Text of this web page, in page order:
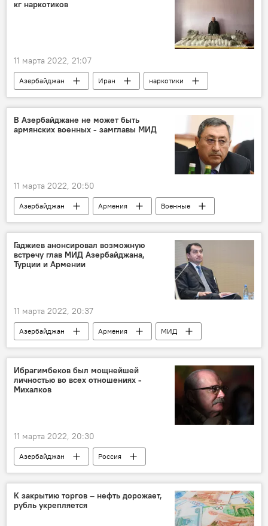
кг наркотиков
11 марта 2022, 21:07
Азербайджан Иран
наркотики
контрабанда
В Азербайджане не может быть
армянских военных - замглавы МИД
11 марта 2022, 20:50
Азербайджан Армения
Военные
Заместитель министра иностранных дел Азербайджана Халаф Халафов
Гаджиев анонсировал возможную
встречу глав МИД Азербайджана,
Турции и Армении
11 марта 2022, 20:37
Азербайджан Армения МИД
Ибрагимбеков был мощнейшей
личностью во всех отношениях -
Михалков
11 марта 2022, 20:30
Азербайджан
Россия
Рустам Ибрагимбеков
Режиссер Никита Михалков
К закрытию торгов – нефть дорожает,
рубль укрепляется